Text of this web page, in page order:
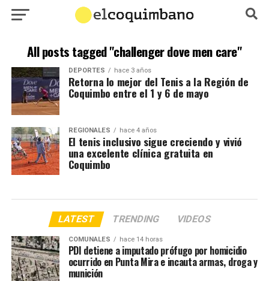
All posts tagged "challenger dove men care"
DEPORTES hace 3 años
Retorna lo mejor del Tenis a la Región de
Coquimbo entre el 1 y 6 de mayo
REGIONALES hace 4 años
El tenis inclusivo sigue creciendo y vivió
una excelente clínica gratuita en
Coquimbo
LATEST TRENDING VIDEOS
COMUNALES hace 14 horas
PDI detiene a imputado prófugo por homicidio
ocurrido en Punta Mira e incauta armas, droga y
munición